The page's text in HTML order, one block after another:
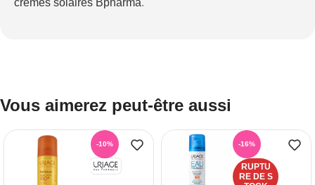
crèmes solaires Bpharma.
Vous aimerez peut-être aussi
-10% -16%
RUPTU
RE DE S